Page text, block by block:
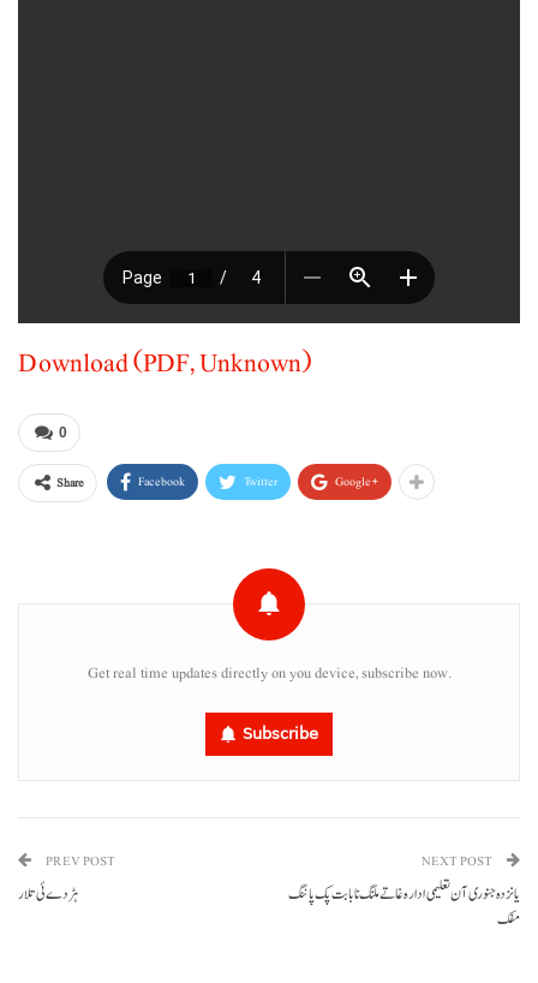
Download (PDF, Unknown)
0
Share Facebook Twitter Google+
Get real time updates directly on you device, subscribe now.
Subscribe
PREV POST
ہڑدے ئی تلار
NEXT POST
یانزدہ جنوری آن تعلیمی ادارہ غاتے ملنگ نا بابت پک پاننگ
مفک